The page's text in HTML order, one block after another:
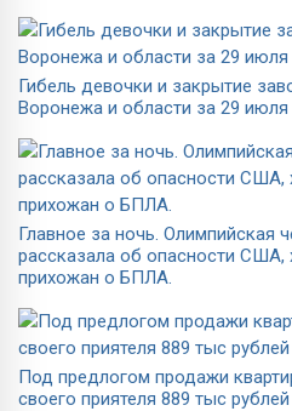
Гибель девочки и закрытие
Воронежа и области за 29 июля
Главное за ночь. Олимпийская
рассказала об опасности США,
прихожан о БПЛА.
Под предлогом продажи
своего приятеля 889 тыс рублей